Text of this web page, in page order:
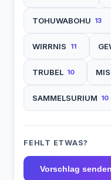
TOHUWABOHU 13
WIRRNIS 11
TRUBEL 10
SAMMELSURIUM 10
FEHLT ETWAS?
Vorschlag senden